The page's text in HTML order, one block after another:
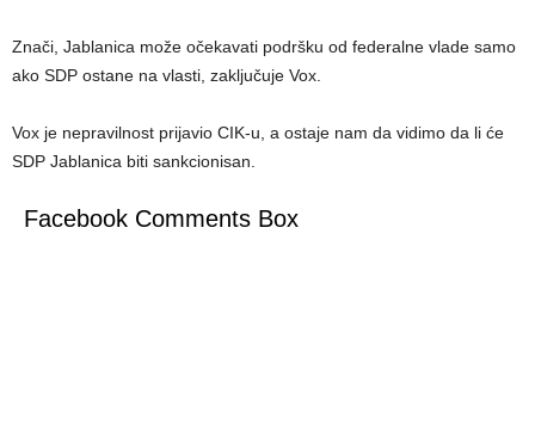
Znači, Jablanica može očekavati podršku od federalne vlade samo
ako SDP ostane na vlasti, zaključuje Vox.
Vox je nepravilnost prijavio CIK-u, a ostaje nam da vidimo da li će
SDP Jablanica biti sankcionisan.
Facebook Comments Box